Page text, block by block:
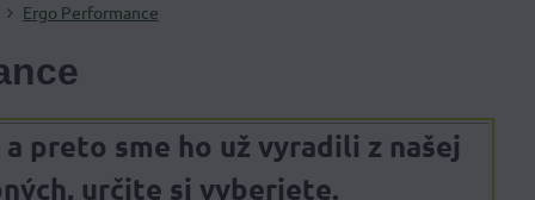
Ergo Performance
preto sme ho už vyradili z našej
určite si vyberiete.